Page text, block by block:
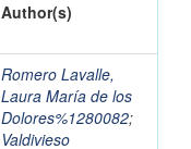
Author(s)
Romero Lavalle,
Laura María de los
Dolores%1280082;
Valdivieso